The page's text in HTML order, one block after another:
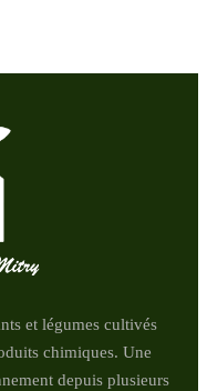
et légumes cultivés
chimiques. Une
depuis plusieurs